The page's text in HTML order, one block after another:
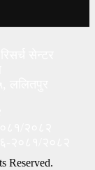
Reserved.